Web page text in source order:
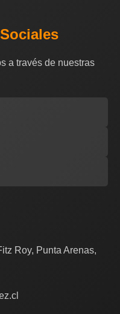
a través de nuestras
Roy, Punta Arenas,